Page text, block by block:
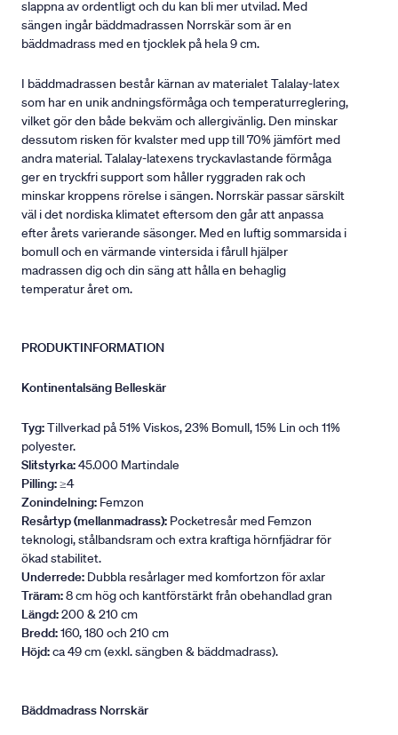
slappna av ordentligt och du kan bli mer utvilad. Med
sängen ingår bäddmadrassen Norrskär som är en
bäddmadrass med en tjocklek på hela 9 cm.
I bäddmadrassen består kärnan av materialet Talalay-latex
som har en unik andningsförmåga och temperaturreglering,
vilket gör den både bekväm och allergivänlig. Den minskar
dessutom risken för kvalster med upp till 70% jämfört med
andra material. Talalay-latexens tryckavlastande förmåga
ger en tryckfri support som håller ryggraden rak och
minskar kroppens rörelse i sängen. Norrskär passar särskilt
väl i det nordiska klimatet eftersom den går att anpassa
efter årets varierande säsonger. Med en luftig sommarsida i
bomull och en värmande vintersida i fårull hjälper
madrassen dig och din säng att hålla en behaglig
temperatur året om.
PRODUKTINFORMATION
Kontinentalsäng Belleskär
Tyg:Tillverkad på 51% Viskos, 23% Bomull, 15% Lin och 11%
polyester.
Slitstyrka:45.000 Martindale
Pilling:≥4
Zonindelning: Femzon
Resårtyp (mellanmadrass): Pocketresår med Femzon
teknologi, stålbandsram och extra kraftiga hörnfjädrar för
ökad stabilitet.
Underrede: Dubbla resårlager med komfortzon för axlar
Träram:8 cm hög och kantförstärkt från obehandlad gran
Längd:200 & 210 cm
Bredd:160, 180 och 210 cm
Höjd:ca 49 cm (exkl. sängben & bäddmadrass).
Bäddmadrass Norrskär